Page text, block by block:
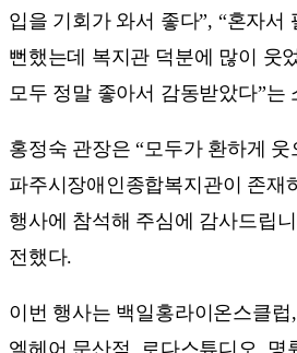
입을 기회가 와서 좋다”, “혼자서
뻔했는데 복지관 덕분에 많이 웃
모두 정말 좋아서 감동받았다”는
홍정숙 관장은 “모두가 환하게 웃
파주시장애인종합복지관이 존재
행사에 참석해 주심에 감사드립
전했다.
이번 행사는 백일홍라이온스클
엘헤어 문산점, 로다스튜디오, 명